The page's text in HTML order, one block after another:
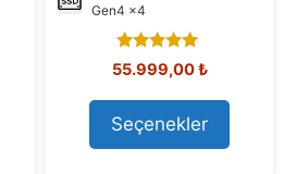
Gen4 x4
5.00
out of 5
Orijinal
61.595,93 ₺.
55.999,00₺Şu
Seçenekler